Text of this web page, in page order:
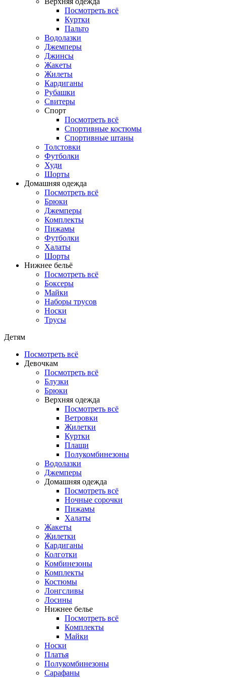
Посмотреть всё
Куртки
Пальто
Водолазки
Джемперы
Джинсы
Жакеты
Жилеты
Кардиганы
Рубашки
Свитеры
Спорт
Посмотреть всё
Спортивные костюмы
Спортивные штаны
Толстовки
Футболки
Худи
Шорты
Домашняя одежда
Посмотреть всё
Брюки
Джемперы
Комплекты
Пижамы
Футболки
Халаты
Шорты
Нижнее бельё
Посмотреть всё
Боксеры
Майки
Наборы трусов
Носки
Трусы
Детям
Посмотреть всё
Девочкам
Посмотреть всё
Блузки
Брюки
Верхняя одежда
Посмотреть всё
Ветровки
Жилетки
Куртки
Плащи
Полукомбинезоны
Водолазки
Джемперы
Домашняя одежда
Посмотреть всё
Ночные сорочки
Пижамы
Халаты
Жакеты
Жилетки
Кардиганы
Колготки
Комбинезоны
Комплекты
Костюмы
Лонгсливы
Лосины
Нижнее белье
Посмотреть всё
Комплекты
Майки
Носки
Платья
Полукомбинезоны
Сарафаны